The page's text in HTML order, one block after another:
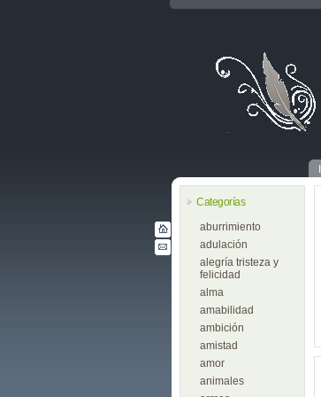
Categorías
aburrimiento
adulación
alegría tristeza y
felicidad
alma
amabilidad
ambición
amistad
amor
animales